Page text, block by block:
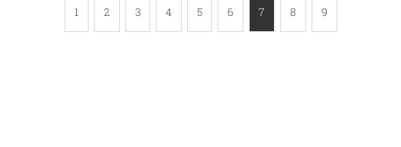
1 2 3 4 5 6 7 8 9